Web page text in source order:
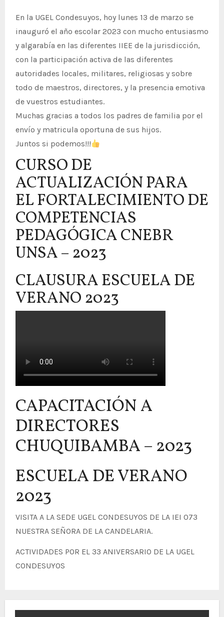
En la UGEL Condesuyos, hoy lunes 13 de marzo se
inauguró el año escolar 2023 con mucho entusiasmo
y algarabía en las diferentes IIEE de la jurisdicción,
con la participación activa de las diferentes
autoridades locales, militares, religiosas y sobre
todo de maestros, directores, y la presencia emotiva
de vuestros estudiantes.
Muchas gracias a todos los padres de familia por el
envío y matricula oportuna de sus hijos.
Juntos si podemos!!!
CURSO DE
ACTUALIZACIÓN PARA
EL FORTALECIMIENTO DE
COMPETENCIAS
PEDAGÓGICA CNEBR
UNSA – 2023
CLAUSURA ESCUELA DE
VERANO 2023
CAPACITACIÓN A
DIRECTORES
CHUQUIBAMBA – 2023
ESCUELA DE VERANO
2023
VISITA A LA SEDE UGEL CONDESUYOS DE LA IEI 073
NUESTRA SEÑORA DE LA CANDELARIA.
ACTIVIDADES POR EL 33 ANIVERSARIO DE LA UGEL
CONDESUYOS